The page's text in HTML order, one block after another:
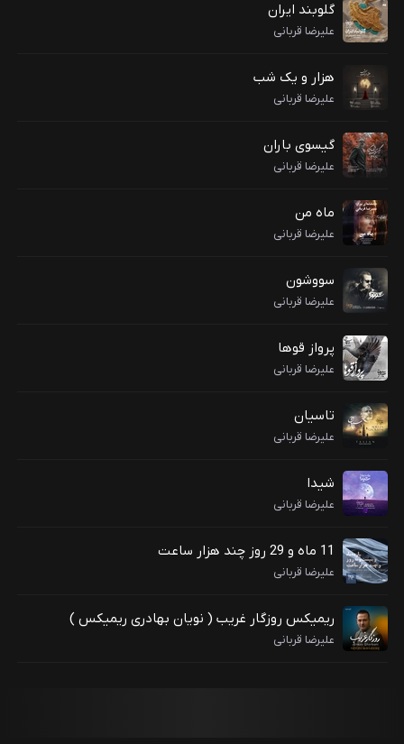
گلوبند ایران
علیرضا قربانی
هزار و یک شب
علیرضا قربانی
گیسوی باران
علیرضا قربانی
ماه من
علیرضا قربانی
سووشون
علیرضا قربانی
پرواز قوها
علیرضا قربانی
تاسیان
علیرضا قربانی
شیدا
علیرضا قربانی
11 ماه و 29 روز چند هزار ساعت
علیرضا قربانی
ریمیکس روزگار غریب ( نویان بهادری ریمیکس )
علیرضا قربانی